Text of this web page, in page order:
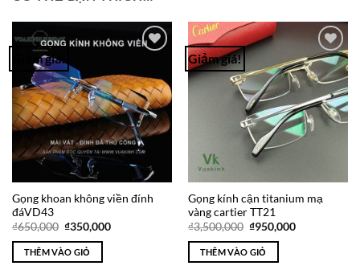
Giảm giá!
Wishlist
Gọng khoan không viền đính
đáVD43
₫650,000 Giá
là:
₫650,000.
₫350,000Giá
THÊM VÀO GIỎ
Giảm giá!
Add to
Wishlist
Gọng kính cận titanium mạ
vàng cartier TT21
₫3,500,000 Giá
là:
₫3,500,000.
₫950,000Giá
THÊM VÀO GIỎ